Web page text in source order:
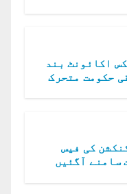
اکائونٹ بند
حکومت متحرک
کی فیس
سامنے آگئیں